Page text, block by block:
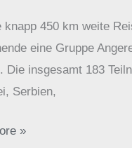
knapp 450 km weite
eine Gruppe
Die insgesamt 183
Serbien,
»